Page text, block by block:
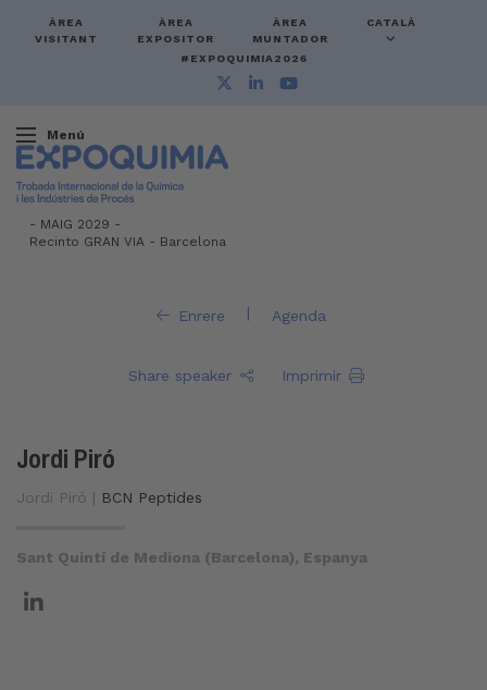
ÀREA
VISITANT
ÀREA
EXPOSITOR
ÀREA
MUNTADOR
CATALÀ
#EXPOQUIMIA2026
Menú
- MAIG 2029 -
Recinto GRAN VIA - Barcelona
Enrere | Agenda
Share speaker Imprimir
Jordi Piró
Jordi Piró | BCN Peptides
Sant Quintí de Mediona (Barcelona), Espanya